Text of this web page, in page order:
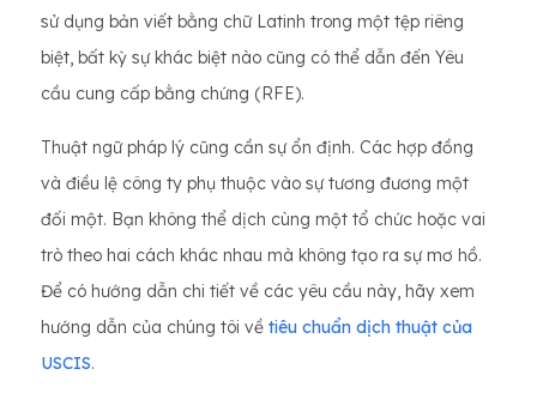
sử dụng bản viết bằng chữ Latinh trong một tệp riêng
biệt, bất kỳ sự khác biệt nào cũng có thể dẫn đến Yêu
cầu cung cấp bằng chứng (RFE).
Thuật ngữ pháp lý cũng cần sự ổn định. Các hợp đồng
và điều lệ công ty phụ thuộc vào sự tương đương một
đối một. Bạn không thể dịch cùng một tổ chức hoặc vai
trò theo hai cách khác nhau mà không tạo ra sự mơ hồ.
Để có hướng dẫn chi tiết về các yêu cầu này, hãy xem
hướng dẫn của chúng tôi về tiêu chuẩn dịch thuật của
USCIS.